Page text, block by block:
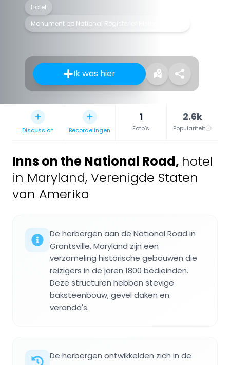
Hotel
Monument op National Register of Historic Places
Ik was hier
Discussion Beoordelingen
1
Foto's
2.6k
Populariteit
Inns on the National Road, hotel
in Maryland, Verenigde Staten
van Amerika
De herbergen aan de National Road in
Grantsville, Maryland zijn een
verzameling historische gebouwen die
reizigers in de jaren 1800 bedieinden.
Deze structuren hebben stevige
baksteenbouw, gevel daken en
veranda's.
De herbergen ontwikkelden zich in de